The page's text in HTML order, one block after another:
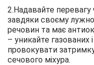
2.Надавайте перевагу
завдяки своєму
речовин та має
– уникайте газованих
провокувати
сечового міхура.